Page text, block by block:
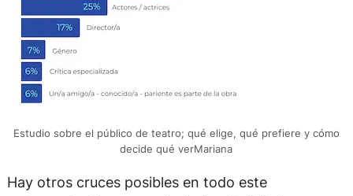
Estudio sobre el público de teatro; qué elige, qué prefiere y cómo
decide qué verMariana
Hay otros cruces posibles en todo este